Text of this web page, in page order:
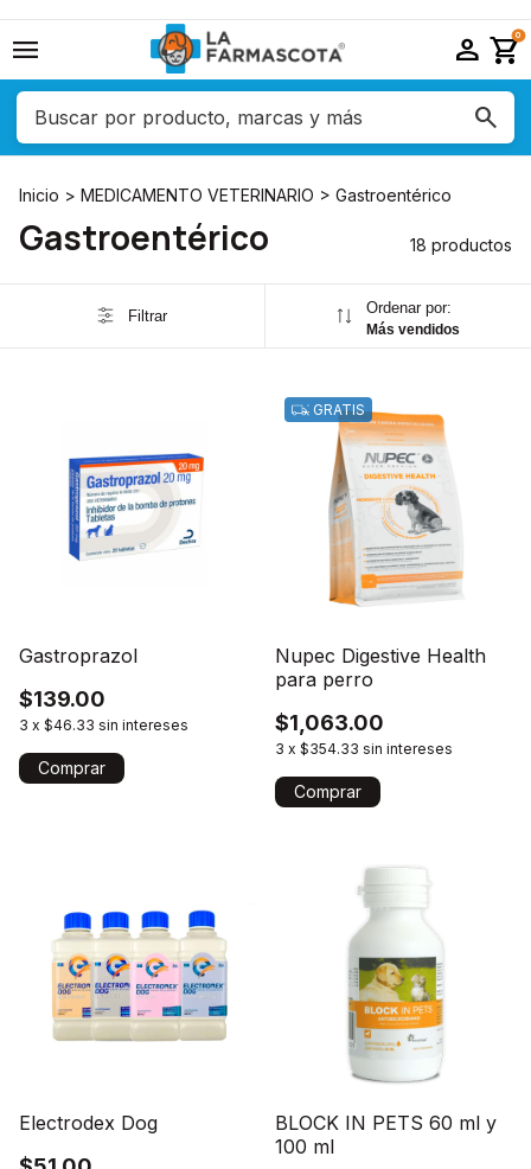
menu person shopping_cart
0
Inicio > MEDICAMENTO VETERINARIO > Gastroentérico
Gastroentérico 18 productos
Filtrar Ordenar por:
Más vendidos
Gastroprazol
$139.00
3 x $46.33 sin intereses
Comprar
GRATIS
Nupec Digestive Health
para perro
$1,063.00
3 x $354.33 sin intereses
Comprar
Electrodex Dog
BLOCK IN PETS 60 ml y
100 ml